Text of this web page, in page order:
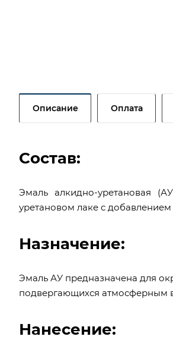
Описание Оплата
Состав:
Эмаль алкидно-уретановая
уретановом лаке с добавлением
Назначение:
Эмаль АУ предназначена для
подвергающихся атмосферным
Нанесение: